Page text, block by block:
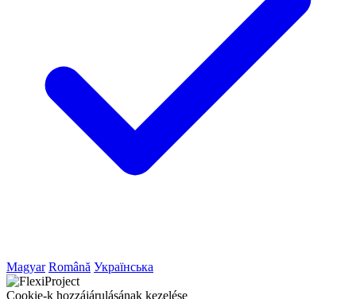
Magyar Română Українська
Cookie-k hozzájárulásának kezelése